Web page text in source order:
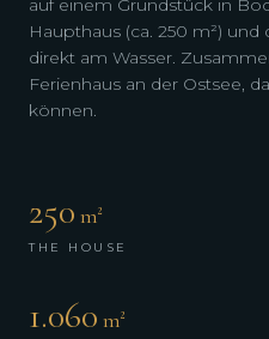
auf einem Grundstück in
Haupthaus (ca. 250 m²) und
direkt am Wasser.
Ferienhaus an der Ostsee,
können.
250 m²
THE HOUSE
1.060 m²